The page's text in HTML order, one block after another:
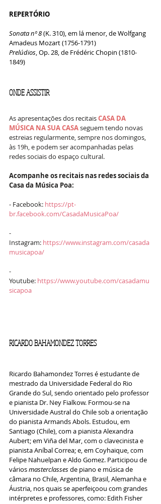
REPERTÓRIO
Sonata nº 8 (K. 310), em lá menor, de Wolfgang
Amadeus Mozart (1756-1791)
Prelúdios, Op. 28, de Frédéric Chopin (1810-
1849)
ONDE ASSISTIR
As apresentações dos recitais CASA DA
MÚSICA NA SUA CASA seguem tendo novas
estreias regularmente, sempre nos domingos,
às 19h, e podem ser acompanhadas pelas
redes sociais do espaço cultural.
Acompanhe os recitais nas redes sociais da
Casa da Música Poa:
- Facebook: https://pt-
br.facebook.com/CasadaMusicaPoa/
-
Instagram: https://www.instagram.com/casada
musicapoa/
-
Youtube: https://www.youtube.com/casadamu
sicapoa
RICARDO BAHAMONDEZ TORRES
Ricardo Bahamondez Torres é estudante de
mestrado da Universidade Federal do Rio
Grande do Sul, sendo orientado pelo professor
e pianista Dr. Ney Fialkow. Formou-se na
Universidade Austral do Chile sob a orientação
do pianista Armands Abols. Estudou, em
Santiago (Chile), com a pianista Alexandra
Aubert; em Viña del Mar, com o clavecinista e
pianista Aníbal Correa; e, em Coyhaique, com
Felipe Nahuelpan e Aldo Gomez. Participou de
vários masterclasses de piano e música de
câmara no Chile, Argentina, Brasil, Alemanha e
Áustria, nos quais se aperfeiçoou com grandes
intérpretes e professores, como: Edith Fisher